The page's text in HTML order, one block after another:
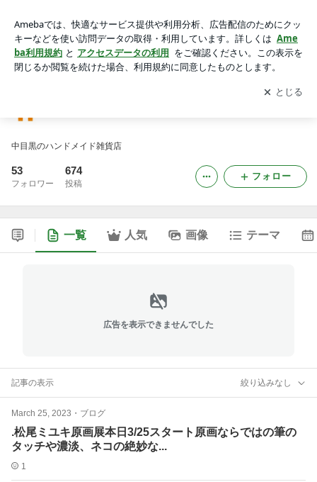
アプリをダウンロードして ブログの更新通知
を受け取りまし
ょう。
開く
中目黒のハンドメイド雑貨店
53
フォロワー
674
投稿
フォロー
一覧 人気 画像 テーマ
広告を表示できませんでした
記事の表示 絞り込みなし
March 25, 2023 ・ ブログ
.松尾ミユキ原画展本日3/25スタート原画ならではの筆の
タッチや濃淡、ネコの絶妙な...
1